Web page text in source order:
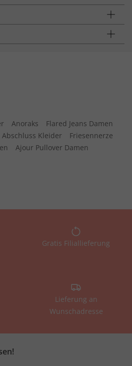
Anoraks
Flared Jeans Damen
Abschluss Kleider
Friesennerze
Ajour Pullover Damen
Gratis Filiallieferung
Lieferung an
Wunschadresse